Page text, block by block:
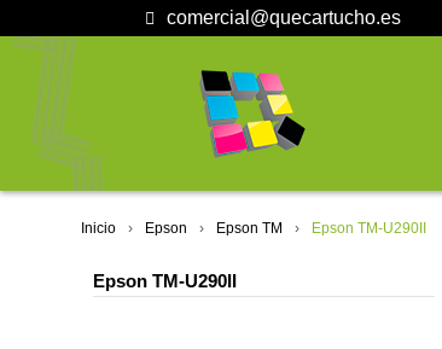
comercial@quecartucho.es
Inicio Epson Epson TM Epson TM-U290II
Epson TM-U290II